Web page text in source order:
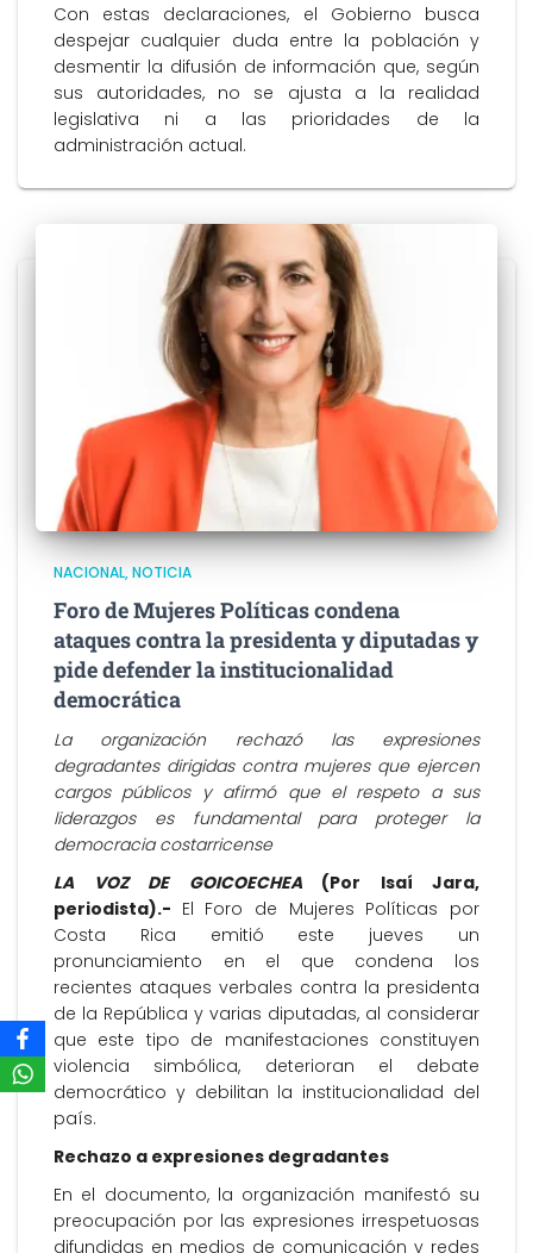
Con estas declaraciones, el Gobierno busca
despejar cualquier duda entre la población y
desmentir la difusión de información que, según
sus autoridades, no se ajusta a la realidad
legislativa ni a las prioridades de la
administración actual.
NACIONAL NOTICIA
Foro de Mujeres Políticas condena
ataques contra la presidenta y diputadas y
pide defender la institucionalidad
democrática
La organización rechazó las expresiones
degradantes dirigidas contra mujeres que ejercen
cargos públicos y afirmó que el respeto a sus
liderazgos es fundamental para proteger la
democracia costarricense
LA VOZ DE GOICOECHEA(Por Isaí Jara,
periodista).- El Foro de Mujeres Políticas por
Costa Rica emitió este jueves un
pronunciamiento en el que condena los
recientes ataques verbales contra la presidenta
de la República y varias diputadas, al considerar
que este tipo de manifestaciones constituyen
violencia simbólica, deterioran el debate
democrático y debilitan la institucionalidad del
país.
Rechazo a expresiones degradantes
En el documento, la organización manifestó su
preocupación por las expresiones irrespetuosas
difundidas en medios de comunicación y redes